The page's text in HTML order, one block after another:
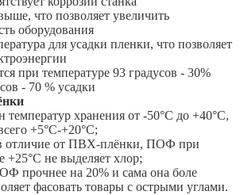
что позволяет увеличить
оборудования
для усадки пленки, что позволяет
при температуре 93 градусов - 30%
- 70 % усадки
температур хранения от -50°С до +40°С,
+5°С-+20°С;
в отличие от ПВХ-плёнки, ПОФ при
+25°С не выделяет хлор;
прочнее на 20% и сама она боле
фасовать товары с острыми углами.